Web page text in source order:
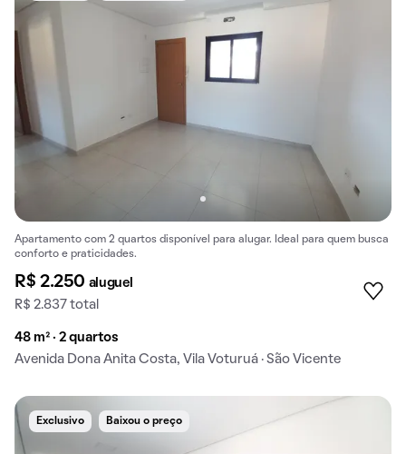
Apartamento com 2 quartos disponível para alugar. Ideal para quem busca
conforto e praticidades.
R$ 2.250 aluguel
R$ 2.837 total
48 m² · 2 quartos
Avenida Dona Anita Costa, Vila Voturuá · São Vicente
Exclusivo Baixou o preço